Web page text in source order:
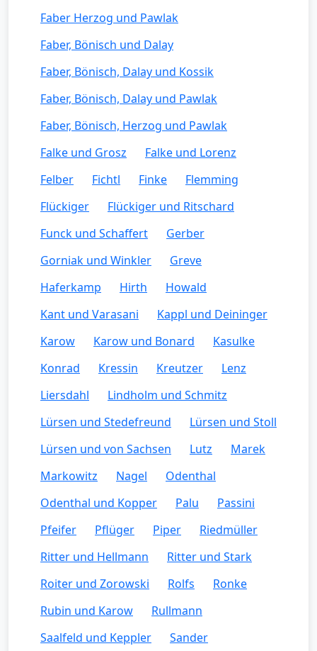
Faber Herzog und Pawlak
Faber, Bönisch und Dalay
Faber, Bönisch, Dalay und Kossik
Faber, Bönisch, Dalay und Pawlak
Faber, Bönisch, Herzog und Pawlak
Falke und Grosz
Falke und Lorenz
Felber
Fichtl Finke
Flemming
Flückiger
Flückiger und Ritschard
Funck und Schaffert
Gerber
Gorniak und Winkler
Greve
Haferkamp
Hirth
Howald
Kant und Varasani
Kappl und Deininger
Karow
Karow und Bonard
Kasulke
Konrad
Kressin Kreutzer
Lenz
Liersdahl
Lindholm und Schmitz
Lürsen und Stedefreund
Lürsen und Stoll
Lürsen und von Sachsen
Lutz
Marek
Markowitz
Nagel
Odenthal
Odenthal und Kopper
Palu
Passini
Pfeifer
Pflüger Piper
Riedmüller
Ritter und Hellmann
Ritter und Stark
Roiter und Zorowski
Rolfs
Ronke
Rubin und Karow
Rullmann
Saalfeld und Keppler
Sander